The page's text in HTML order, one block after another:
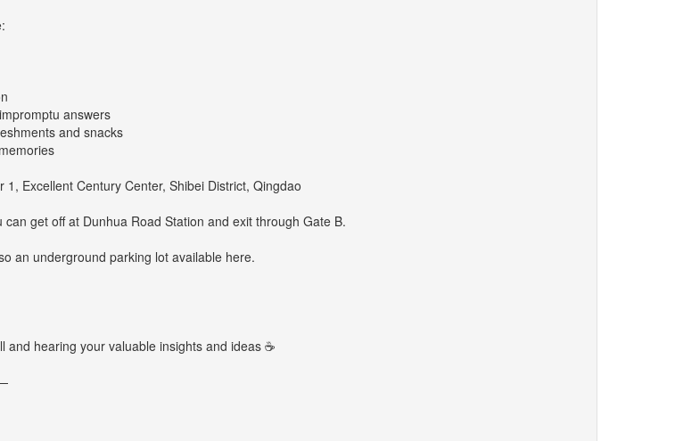
answers
and snacks
1, Excellent Century Center, Shibei District, Qingdao
can get off at Dunhua Road Station and exit through Gate B.
an underground parking lot available here.
and hearing your valuable insights and ideas ☕